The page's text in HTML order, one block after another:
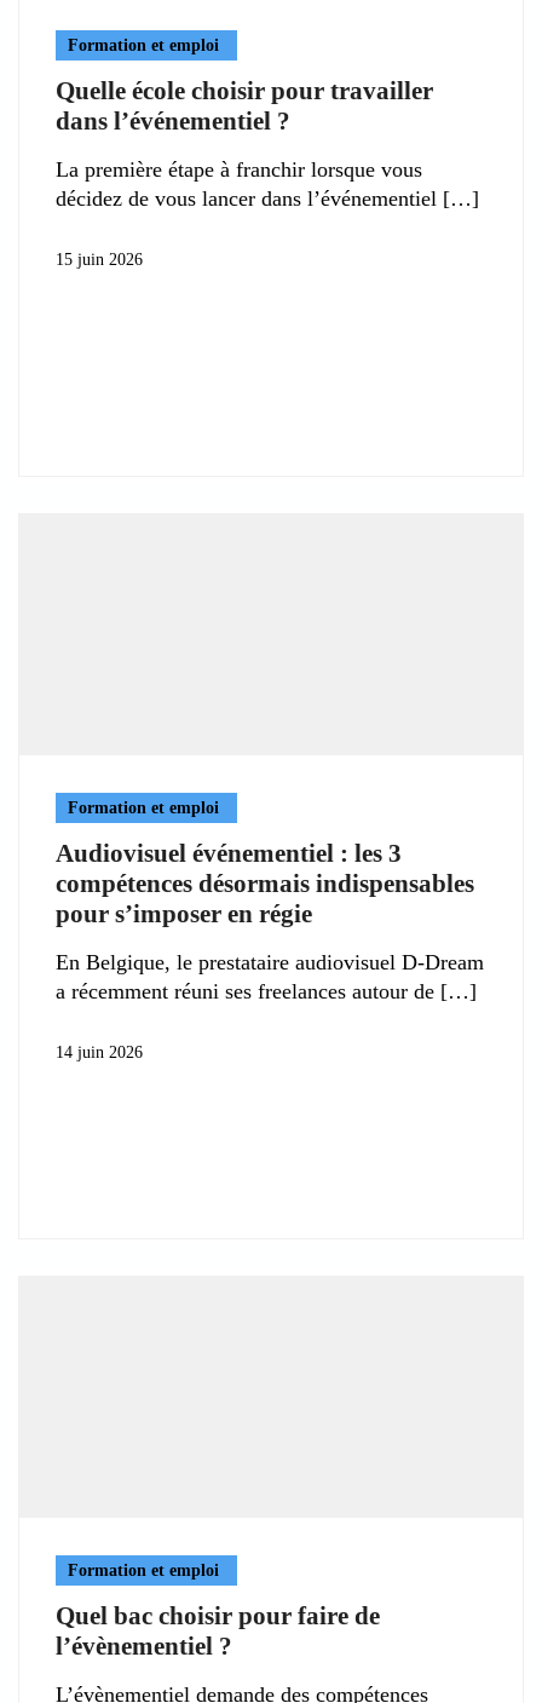
Formation et emploi
Quelle école choisir pour travailler
dans l’événementiel ?
La première étape à franchir lorsque vous
décidez de vous lancer dans l’événementiel
15 juin 2026
Formation et emploi
Audiovisuel événementiel : les 3
compétences désormais indispensables
pour s’imposer en régie
En Belgique, le prestataire audiovisuel D-Dream
a récemment réuni ses freelances autour de
14 juin 2026
Formation et emploi
Quel bac choisir pour faire de
l’évènementiel ?
L’évènementiel demande des compétences